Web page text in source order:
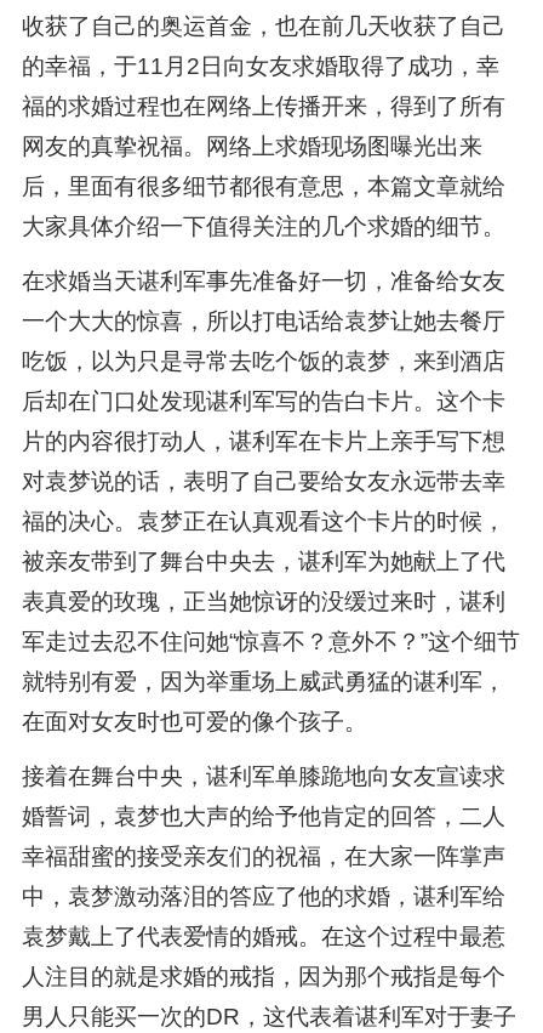
收获了自己的奥运首金，也在前几天收获了自己
的幸福，于11月2日向女友求婚取得了成功，幸
福的求婚过程也在网络上传播开来，得到了所有
网友的真挚祝福。网络上求婚现场图曝光出来
后，里面有很多细节都很有意思，本篇文章就给
大家具体介绍一下值得关注的几个求婚的细节。
在求婚当天谌利军事先准备好一切，准备给女友
一个大大的惊喜，所以打电话给袁梦让她去餐厅
吃饭，以为只是寻常去吃个饭的袁梦，来到酒店
后却在门口处发现谌利军写的告白卡片。这个卡
片的内容很打动人，谌利军在卡片上亲手写下想
对袁梦说的话，表明了自己要给女友永远带去幸
福的决心。袁梦正在认真观看这个卡片的时候，
被亲友带到了舞台中央去，谌利军为她献上了代
表真爱的玫瑰，正当她惊讶的没缓过来时，谌利
军走过去忍不住问她“惊喜不？意外不？”这个细节
就特别有爱，因为举重场上威武勇猛的谌利军，
在面对女友时也可爱的像个孩子。
接着在舞台中央，谌利军单膝跪地向女友宣读求
婚誓词，袁梦也大声的给予他肯定的回答，二人
幸福甜蜜的接受亲友们的祝福，在大家一阵掌声
中，袁梦激动落泪的答应了他的求婚，谌利军给
袁梦戴上了代表爱情的婚戒。在这个过程中最惹
人注目的就是求婚的戒指，因为那个戒指是每个
男人只能买一次的DR，这代表着谌利军对于妻子